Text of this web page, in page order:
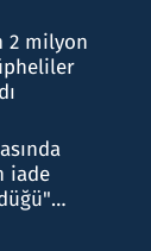
2 milyon
iade